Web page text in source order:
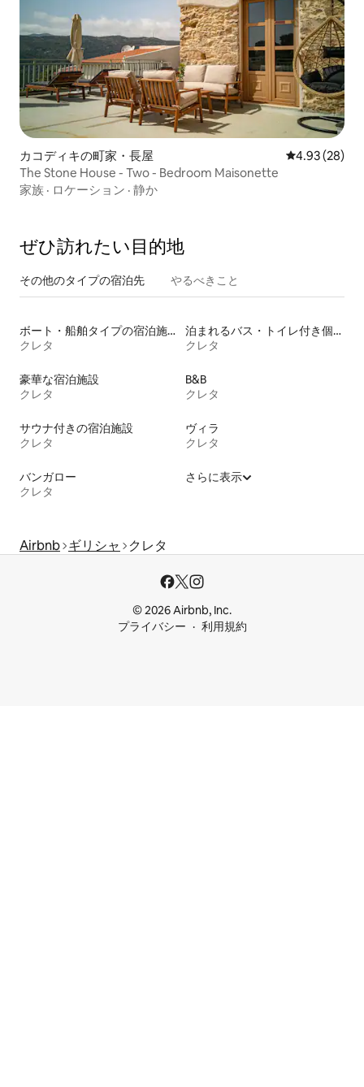
カコディキの町家・長屋 レビュー28
4.93 (28)
The Stone House - Two - Bedroom Maisonette
家族 · ロケーション · 静か
ぜひ訪⁠れ⁠た⁠い目⁠的⁠地
その他のタ⁠イ⁠プ⁠の宿⁠泊⁠先 やるべきこと
ボート・船舶タイプの宿泊施設
クレタ
泊まれるバス・トイレ付き個室
クレタ
豪華な宿泊施設
クレタ
B&B
クレタ
サウナ付きの宿泊施設
クレタ
ヴィラ
クレタ
バンガロー
クレタ
さらに表示
Airbnb ギリシャ クレタ
© 2026 Airbnb, Inc.
プライバシー
利用規約